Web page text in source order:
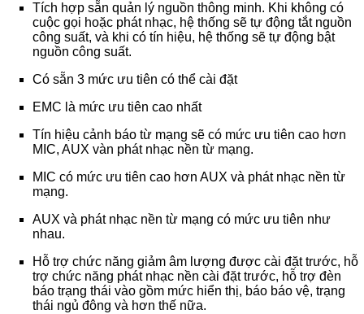
Tích hợp sẵn quản lý nguồn thông minh. Khi không có
cuộc gọi hoặc phát nhạc, hệ thống sẽ tự động tắt nguồn
công suất, và khi có tín hiệu, hệ thống sẽ tự động bật
nguồn công suất.
Có sẵn 3 mức ưu tiên có thể cài đặt
EMC là mức ưu tiên cao nhất
Tín hiệu cảnh báo từ mạng sẽ có mức ưu tiên cao hơn
MIC, AUX vàn phát nhạc nền từ mạng.
MIC có mức ưu tiên cao hơn AUX và phát nhạc nền từ
mạng.
AUX và phát nhạc nền từ mạng có mức ưu tiên như
nhau.
Hỗ trợ chức năng giảm âm lượng được cài đặt trước, hỗ
trợ chức năng phát nhạc nền cài đặt trước, hỗ trợ đèn
báo trạng thái vào gồm mức hiển thị, báo báo vệ, trạng
thái ngủ đông và hơn thế nữa.